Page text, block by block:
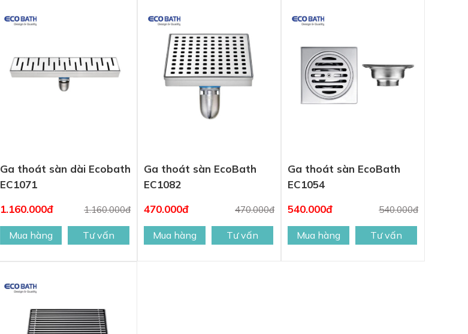
Ga thoát sàn dài Ecobath
EC1071
1.160.000đ
1.160.000đ
Mua hàng Tư vấn
Ga thoát sàn EcoBath
EC1082
470.000đ
470.000đ
Mua hàng Tư vấn
Ga thoát sàn EcoBath
EC1054
540.000đ
540.000đ
Mua hàng Tư vấn